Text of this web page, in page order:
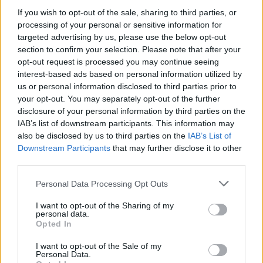
If you wish to opt-out of the sale, sharing to third parties, or
processing of your personal or sensitive information for
targeted advertising by us, please use the below opt-out
section to confirm your selection. Please note that after your
opt-out request is processed you may continue seeing
interest-based ads based on personal information utilized by
us or personal information disclosed to third parties prior to
your opt-out. You may separately opt-out of the further
disclosure of your personal information by third parties on the
IAB’s list of downstream participants. This information may
also be disclosed by us to third parties on the IAB’s List of
Downstream Participants that may further disclose it to other
Personal Data Processing Opt Outs
I want to opt-out of the Sharing of my
personal data.
Opted In
I want to opt-out of the Sale of my
Personal Data.
výstavbe a rozvoji biznisu. Úspech tkvie v každodennej
úmornej práci, ktorú mám aj tak rád.“
Vaša definícia úspechu je možno trochu iná, ale
v podstate túžime po tom istom – po pokoji duše,
milujúcich priateľoch a rodine, po zdraví a istom stupni
finančného zabezpečenia.
Nech už pre vás úspech znamená čokoľvek, táto kniha
zmení váš život a otočí vás správnym smerom, aby ste
ho dosiahli.
životné ciele a vytvoriť spôsoby na ich dosiahnutie.
Kniha je obohatená o zaujímavé materiály, ktoré vám
majú pomôcť, nech už ste kdekoľvek na ceste.
Konaj úspešne, mysli úspešne vám dá najavo, že iba
existovať je málo. Život je oveľa viac, než len pretĺkať
sa nezáživnou prácou, zarobiť si na zlaté hodinky a
e
a
r
c
h
f
o
r
: